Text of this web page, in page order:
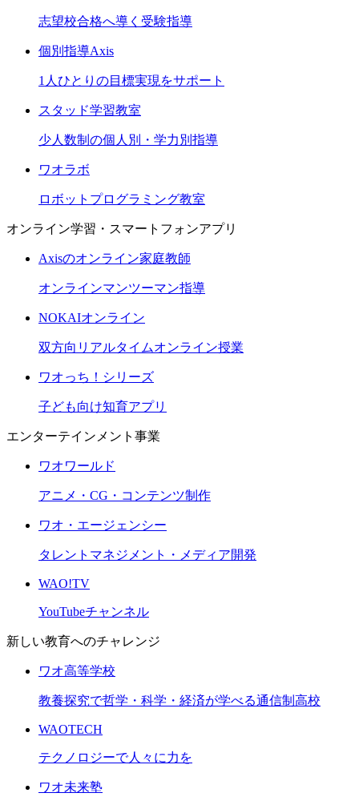
志望校合格へ導く受験指導
個別指導Axis
1人ひとりの目標実現をサポート
スタッド学習教室
少人数制の個人別・学力別指導
ワオラボ
ロボットプログラミング教室
オンライン学習・スマートフォンアプリ
Axisのオンライン家庭教師
オンラインマンツーマン指導
NOKAIオンライン
双方向リアルタイムオンライン授業
ワオっち！シリーズ
子ども向け知育アプリ
エンターテインメント事業
ワオワールド
アニメ・CG・コンテンツ制作
ワオ・エージェンシー
タレントマネジメント・メディア開発
WAO!TV
YouTubeチャンネル
新しい教育へのチャレンジ
ワオ高等学校
教養探究で哲学・科学・経済が学べる通信制高校
WAOTECH
テクノロジーで人々に力を
ワオ未来塾